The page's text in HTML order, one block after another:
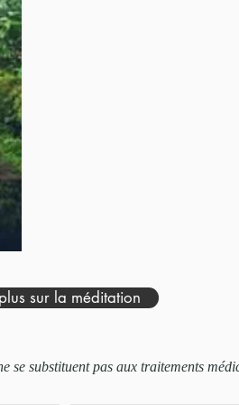
sur la méditation
se substituent pas aux traitements